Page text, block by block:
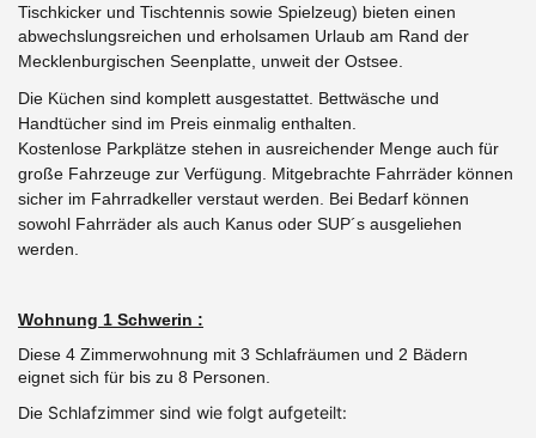
Tischkicker und Tischtennis sowie Spielzeug) bieten einen
abwechslungsreichen und erholsamen Urlaub am Rand der
Mecklenburgischen Seenplatte, unweit der Ostsee.
Die Küchen sind komplett ausgestattet. Bettwäsche und
Handtücher sind im Preis einmalig enthalten.
Kostenlose Parkplätze stehen in ausreichender Menge auch für
große Fahrzeuge zur Verfügung. Mitgebrachte Fahrräder können
sicher im Fahrradkeller verstaut werden. Bei Bedarf können
sowohl Fahrräder als auch Kanus oder SUP´s ausgeliehen
werden.
Wohnung 1 Schwerin :
Diese 4 Zimmerwohnung mit 3 Schlafräumen und 2 Bädern
eignet sich für bis zu 8 Personen.
Die Schlafzimmer sind wie folgt aufgeteilt: